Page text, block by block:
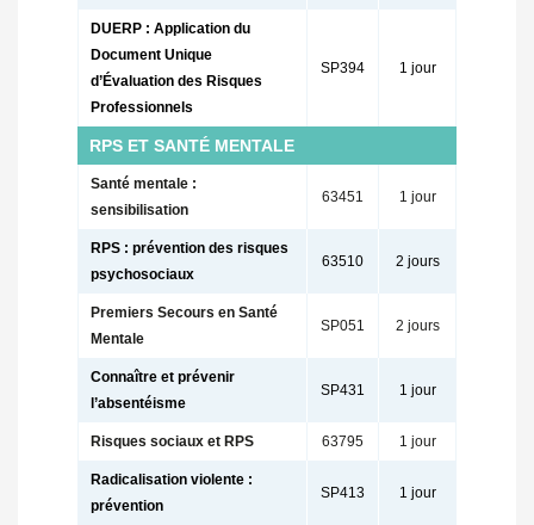
DUERP : Application du
Document Unique
d’Évaluation des Risques
Professionnels
SP394 1 jour
RPS ET SANTÉ MENTALE
Santé mentale :
sensibilisation
63451 1 jour
RPS : prévention des risques
psychosociaux
63510 2 jours
Premiers Secours en Santé
Mentale
SP051 2 jours
Connaître et prévenir
l’absentéisme
SP431 1 jour
Risques sociaux et RPS 63795 1 jour
Radicalisation violente :
prévention
SP413 1 jour